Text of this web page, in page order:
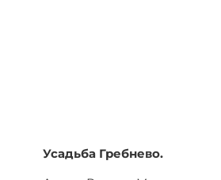
Усадьба Гребнево.